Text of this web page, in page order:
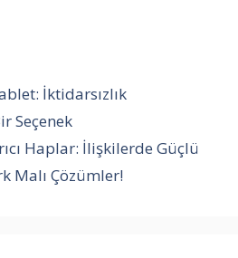
İktidarsızlık
Seçenek
Haplar: İlişkilerde Güçlü
Malı Çözümler!